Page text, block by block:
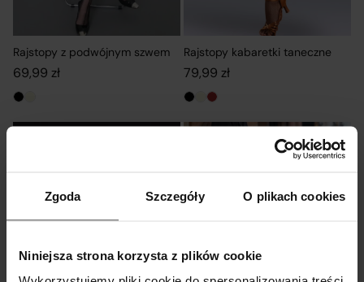
Zgoda Szczegóły O plikach cookies
Niniejsza strona korzysta z plików cookie
Rajstopy z podwójnym szwem
69,99 zł
Rajstopy kabaretki taneczne
79,99 zł